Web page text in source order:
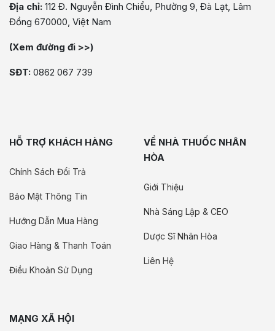
Địa chỉ: 112 Đ. Nguyễn Đình Chiểu, Phường 9, Đà Lạt, Lâm
Đồng 670000, Việt Nam
(Xem đường đi >>)
SĐT: 0862 067 739
HỖ TRỢ KHÁCH HÀNG
Chính Sách Đổi Trả
Bảo Mật Thông Tin
Hướng Dẫn Mua Hàng
Giao Hàng & Thanh Toán
Điều Khoản Sử Dụng
VỀ NHÀ THUỐC NHÂN
HÒA
Giới Thiệu
Nhà Sáng Lập & CEO
Dược Sĩ Nhân Hòa
Liên Hệ
MẠNG XÃ HỘI